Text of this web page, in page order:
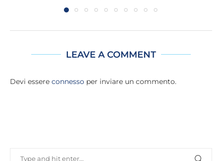
LEAVE A COMMENT
Devi essere connesso per inviare un commento.